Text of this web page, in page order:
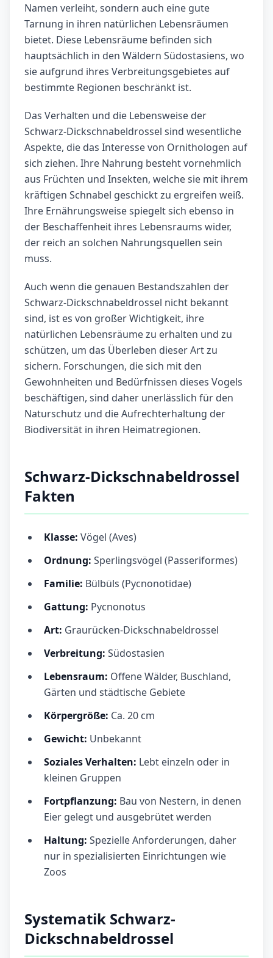
Namen verleiht, sondern auch eine gute
Tarnung in ihren natürlichen Lebensräumen
bietet. Diese Lebensräume befinden sich
hauptsächlich in den Wäldern Südostasiens, wo
sie aufgrund ihres Verbreitungsgebietes auf
bestimmte Regionen beschränkt ist.
Das Verhalten und die Lebensweise der
Schwarz-Dickschnabeldrossel sind wesentliche
Aspekte, die das Interesse von Ornithologen auf
sich ziehen. Ihre Nahrung besteht vornehmlich
aus Früchten und Insekten, welche sie mit ihrem
kräftigen Schnabel geschickt zu ergreifen weiß.
Ihre Ernährungsweise spiegelt sich ebenso in
der Beschaffenheit ihres Lebensraums wider,
der reich an solchen Nahrungsquellen sein
muss.
Auch wenn die genauen Bestandszahlen der
Schwarz-Dickschnabeldrossel nicht bekannt
sind, ist es von großer Wichtigkeit, ihre
natürlichen Lebensräume zu erhalten und zu
schützen, um das Überleben dieser Art zu
sichern. Forschungen, die sich mit den
Gewohnheiten und Bedürfnissen dieses Vogels
beschäftigen, sind daher unerlässlich für den
Naturschutz und die Aufrechterhaltung der
Biodiversität in ihren Heimatregionen.
Schwarz-Dickschnabeldrossel
Fakten
Klasse: Vögel (Aves)
Ordnung: Sperlingsvögel (Passeriformes)
Familie: Bülbüls (Pycnonotidae)
Gattung: Pycnonotus
Art: Graurücken-Dickschnabeldrossel
Verbreitung: Südostasien
Lebensraum: Offene Wälder, Buschland,
Gärten und städtische Gebiete
Körpergröße: Ca. 20 cm
Gewicht: Unbekannt
Soziales Verhalten: Lebt einzeln oder in
kleinen Gruppen
Fortpflanzung: Bau von Nestern, in denen
Eier gelegt und ausgebrütet werden
Haltung: Spezielle Anforderungen, daher
nur in spezialisierten Einrichtungen wie
Zoos
Systematik Schwarz-
Dickschnabeldrossel